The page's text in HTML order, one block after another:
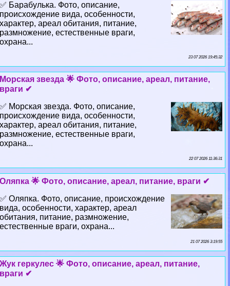
✅ Баpaбулька. Фото, описание,
происхождение вида, особенности,
хаpaктер, ареал обитания, питание,
размножение, естественные враги,
охрана...
23 07 2026 19:45:32
Морская звезда 🌟 Фото, описание, ареал, питание,
враги ✔
✅ Морская звезда. Фото, описание,
происхождение вида, особенности,
хаpaктер, ареал обитания, питание,
размножение, естественные враги,
охрана...
22 07 2026 11:36:31
Оляпка 🌟 Фото, описание, ареал, питание, враги ✔
✅ Оляпка. Фото, описание, происхождение
вида, особенности, хаpaктер, ареал
обитания, питание, размножение,
естественные враги, охрана...
21 07 2026 3:19:55
Жук геркулес 🌟 Фото, описание, ареал, питание,
враги ✔